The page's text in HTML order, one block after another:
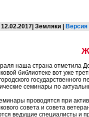
Земляки | Версия
наша страна отметила
библиотеке вот уже
государственного
семинары по
проводятся при
совета и совета
ведущие специалисты и